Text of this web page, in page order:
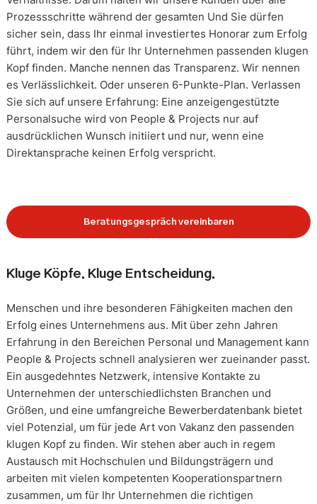
Prozessschritte während der gesamten Und Sie dürfen
sicher sein, dass Ihr einmal investiertes Honorar zum Erfolg
führt, indem wir den für Ihr Unternehmen passenden klugen
Kopf finden. Manche nennen das Transparenz. Wir nennen
es Verlässlichkeit. Oder unseren 6-Punkte-Plan. Verlassen
Sie sich auf unsere Erfahrung: Eine anzeigengestützte
Personalsuche wird von People & Projects nur auf
ausdrücklichen Wunsch initiiert und nur, wenn eine
Direktansprache keinen Erfolg verspricht.
Beratungsgespräch vereinbaren
Kluge Köpfe. Kluge Entscheidung.
Menschen und ihre besonderen Fähigkeiten machen den
Erfolg eines Unternehmens aus. Mit über zehn Jahren
Erfahrung in den Bereichen Personal und Management kann
People & Projects schnell analysieren wer zueinander passt.
Ein ausgedehntes Netzwerk, intensive Kontakte zu
Unternehmen der unterschiedlichsten Branchen und
Größen, und eine umfangreiche Bewerberdatenbank bietet
viel Potenzial, um für jede Art von Vakanz den passenden
klugen Kopf zu finden. Wir stehen aber auch in regem
Austausch mit Hochschulen und Bildungsträgern und
arbeiten mit vielen kompetenten Kooperationspartnern
zusammen, um für Ihr Unternehmen die richtigen